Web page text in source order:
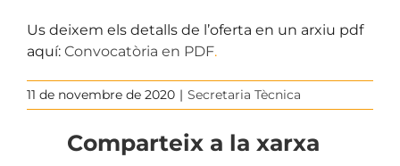
Us deixem els detalls de l’oferta en un arxiu pdf
aquí: Convocatòria en PDF.
11 de novembre de 2020 | Secretaria Tècnica
Comparteix a la xarxa